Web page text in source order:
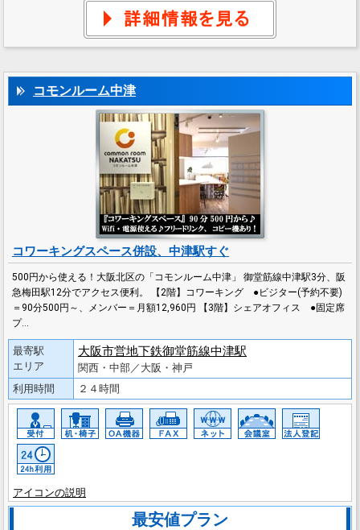
コモンルーム中津
コワーキングスペース併設、中津駅すぐ
500円から使える！大阪北区の「コモンルーム中津」 御堂筋線中津駅3分、阪
急梅田駅12分でアクセス便利。 【2階】コワーキング ●ビジター(予約不要)
＝90分500円～、メンバー＝月額12,960円 【3階】シェアオフィス ●固定席
プ…
最寄駅
エリア
大阪市営地下鉄御堂筋線中津駅
関西・中部／大阪・神戸
利用時間
２４時間
アイコンの説明
最安値プラン